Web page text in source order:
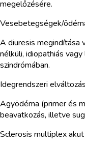
megelőzésére.
Vesebetegségek/
A diuresis megindítása
nélküli, idiopathiás
szindrómában.
Idegrendszeri
Agyödéma (primer és
beavatkozás, illetve
Sclerosis multiplex